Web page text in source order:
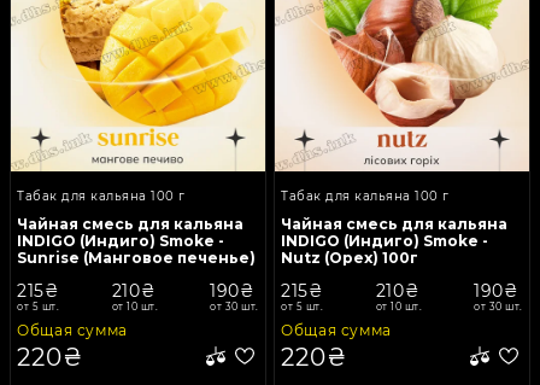
Табак для кальяна 100 г
Чайная смесь для кальяна
INDIGO (Индиго) Smoke -
Sunrise (Манговое печенье)
215₴
от 5 шт.
210₴
от 10 шт.
190₴
от 30 шт.
Общая сумма
220₴
Табак для кальяна 100 г
Чайная смесь для кальяна
INDIGO (Индиго) Smoke -
Nutz (Орех) 100г
215₴
от 5 шт.
210₴
от 10 шт.
190₴
от 30 шт.
Общая сумма
220₴